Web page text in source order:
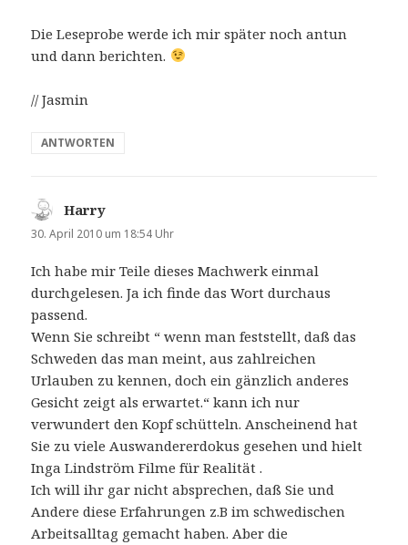
Die Leseprobe werde ich mir später noch antun
und dann berichten.
// Jasmin
ANTWORTEN
Harry
30. April 2010 um 18:54 Uhr
Ich habe mir Teile dieses Machwerk einmal
durchgelesen. Ja ich finde das Wort durchaus
passend.
Wenn Sie schreibt “ wenn man feststellt, daß das
Schweden das man meint, aus zahlreichen
Urlauben zu kennen, doch ein gänzlich anderes
Gesicht zeigt als erwartet.“ kann ich nur
verwundert den Kopf schütteln. Anscheinend hat
Sie zu viele Auswandererdokus gesehen und hielt
Inga Lindström Filme für Realität .
Ich will ihr gar nicht absprechen, daß Sie und
Andere diese Erfahrungen z.B im schwedischen
Arbeitsalltag gemacht haben. Aber die